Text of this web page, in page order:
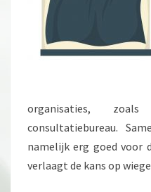
organisaties,
consultatiebureau.
namelijk erg goed voor
verlaagt de kans op